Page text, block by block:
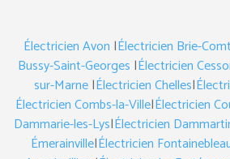
Électricien Avon |Électricien Brie-
Bussy-Saint-Georges |Électricien
sur-Marne|Électricien Chelles|
Électricien Combs-la-Ville|Électricien
Dammarie-les-Lys|Électricien
Émerainville|Électricien